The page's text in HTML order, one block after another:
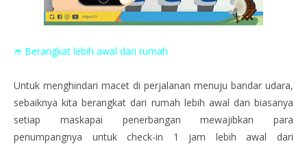
➮ Berangkat lebih awal dari rumah
Untuk menghindari macet di perjalanan menuju bandar udara,
sebaiknya kita berangkat dari rumah lebih awal dan biasanya
setiap maskapai penerbangan mewajibkan para
penumpangnya untuk check-in 1 jam lebih awal dari